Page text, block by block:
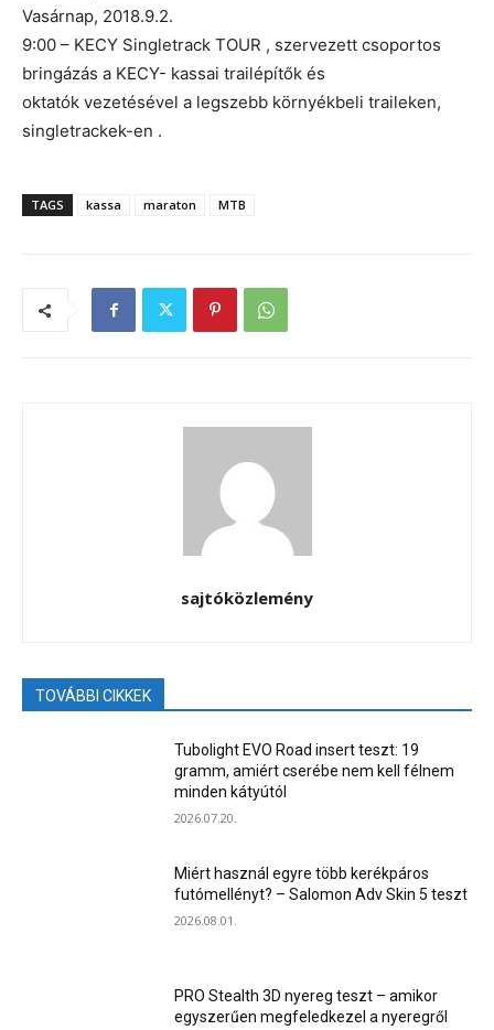
Vasárnap, 2018.9.2.
9:00 – KECY Singletrack TOUR , szervezett csoportos
bringázás a KECY- kassai trailépítők és
oktatók vezetésével a legszebb környékbeli traileken,
singletrackek-en .
TAGS kassa maraton MTB
sajtóközlemény
TOVÁBBI CIKKEK
Tubolight EVO Road insert teszt: 19
gramm, amiért cserébe nem kell félnem
minden kátyútól
2026.07.20.
Miért használ egyre több kerékpáros
futómellényt? – Salomon Adv Skin 5 teszt
2026.08.01.
PRO Stealth 3D nyereg teszt – amikor
egyszerűen megfeledkezel a nyeregről